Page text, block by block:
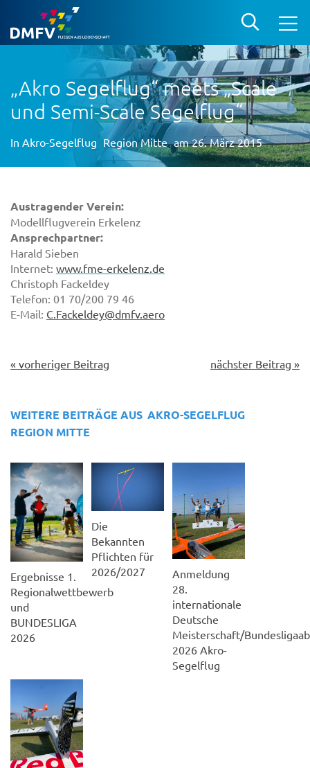
„Akro Segelflug“ meets „Scale
und Semi-Scale Segelflug“
In Akro-Segelflug Region Mitte am 26. März 2015
Austragender Verein:
Modellflugverein Erkelenz
Ansprechpartner:
Harald Sieben
Internet: www.fme-erkelenz.de
Christoph Fackeldey
Telefon: 01 70/200 79 46
E-Mail: C.Fackeldey@dmfv.aero
« vorheriger Beitrag nächster Beitrag »
WEITERE BEITRÄGE AUS AKRO-SEGELFLUG
REGION MITTE
Ergebnisse 1.
Regionalwettbewerb
und
BUNDESLIGA
2026
Die
Bekannten
Pflichten für
2026/2027
Anmeldung
28.
internationale
Deutsche
Meisterschaft/
2026 Akro-
Segelflug